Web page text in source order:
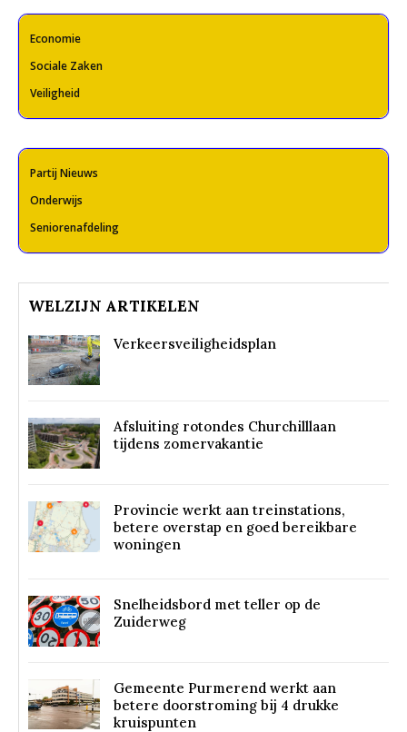
Economie
Sociale Zaken
Veiligheid
Partij Nieuws
Onderwijs
Seniorenafdeling
WELZIJN ARTIKELEN
Verkeersveiligheidsplan
Afsluiting rotondes Churchilllaan
tijdens zomervakantie
Provincie werkt aan treinstations,
betere overstap en goed bereikbare
woningen
Snelheidsbord met teller op de
Zuiderweg
Gemeente Purmerend werkt aan
betere doorstroming bij 4 drukke
kruispunten